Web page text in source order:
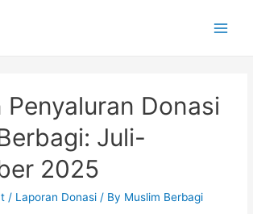
Penyaluran Donasi
Juli-
2025
/ Laporan Donasi / By Muslim Berbagi